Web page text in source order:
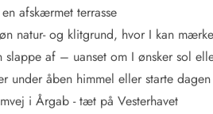
afskærmet terrasse
natur- og klitgrund, hvor I kan
slappe af – uanset om I ønsker sol
under åben himmel eller starte
i Årgab - tæt på Vesterhavet